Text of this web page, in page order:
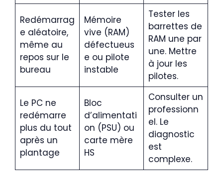
Redémarrag
e aléatoire,
même au
repos sur le
bureau
Mémoire
vive (RAM)
défectueus
e ou pilote
instable
Tester les
barrettes de
RAM une par
une. Mettre
à jour les
pilotes.
Le PC ne
redémarre
plus du tout
après un
plantage
Bloc
d’alimentati
on (PSU) ou
carte mère
HS
Consulter un
professionn
el. Le
diagnostic
est
complexe.